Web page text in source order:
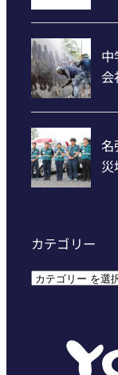
カテゴリー
カ